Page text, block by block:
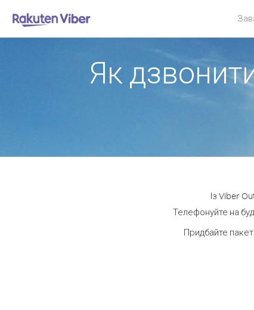
Як
Із Viber
Телефонуйте на
Придбайте